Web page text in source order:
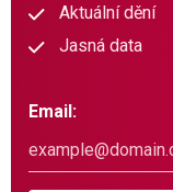
Aktuální dění
Jasná data
Email: